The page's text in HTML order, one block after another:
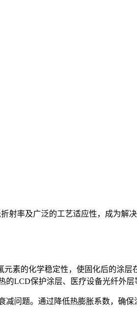
射率及广泛的工艺适应性，成为解
素的化学稳定性，使固化后的涂
LCD保护涂层、医疗设备光纤外层
问题。通过降低热膨胀系数，确